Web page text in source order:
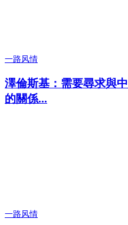
一路风情
澤倫斯基：需要尋求與
的關係...
一路风情